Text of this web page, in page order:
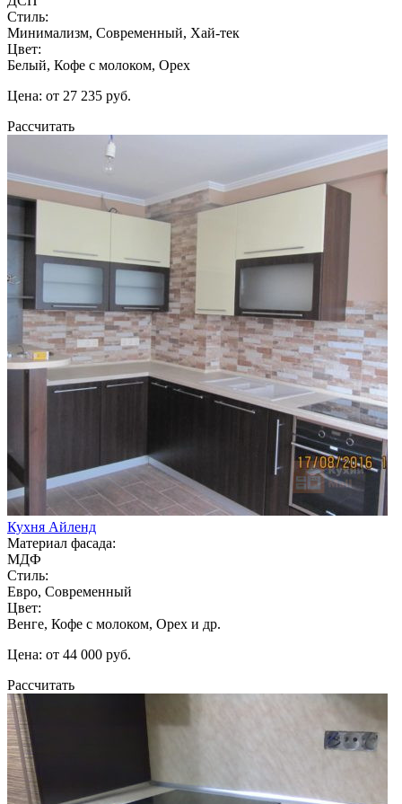
Стиль:
Минимализм, Современный, Хай-тек
Цвет:
Белый, Кофе с молоком, Орех
Цена: от 27 235 руб.
Рассчитать
Кухня Айленд
Материал фасада:
МДФ
Стиль:
Евро, Современный
Цвет:
Венге, Кофе с молоком, Орех и др.
Цена: от 44 000 руб.
Рассчитать